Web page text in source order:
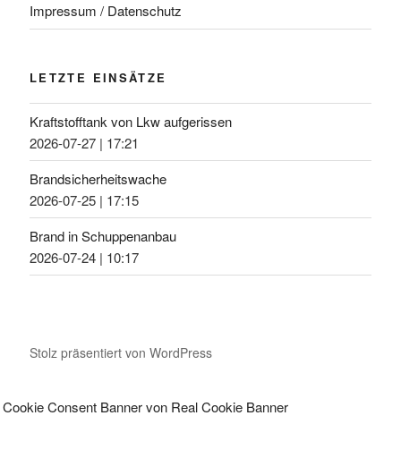
Impressum / Datenschutz
LETZTE EINSÄTZE
Kraftstofftank von Lkw aufgerissen
2026-07-27 | 17:21
Brandsicherheitswache
2026-07-25 | 17:15
Brand in Schuppenanbau
2026-07-24 | 10:17
Stolz präsentiert von WordPress
Cookie Consent Banner von Real Cookie Banner